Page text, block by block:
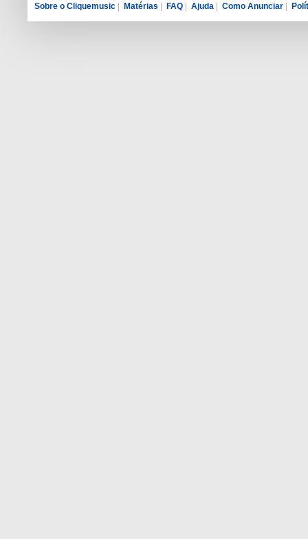
Sobre o Cliquemusic Matérias FAQ Ajuda Como Anunciar